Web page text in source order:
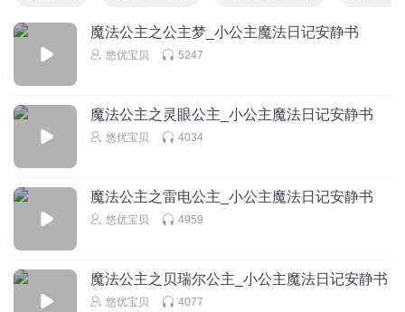
魔法公主之公主梦_小公主魔法日记安静书
悠优宝贝 5247
魔法公主之灵眼公主_小公主魔法日记安静书
悠优宝贝 4034
魔法公主之雷电公主_小公主魔法日记安静书
悠优宝贝 4959
魔法公主之贝瑞尔公主_小公主魔法日记安静书
悠优宝贝 4077